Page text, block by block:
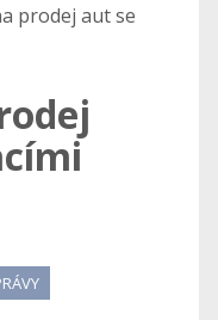
prodej aut se